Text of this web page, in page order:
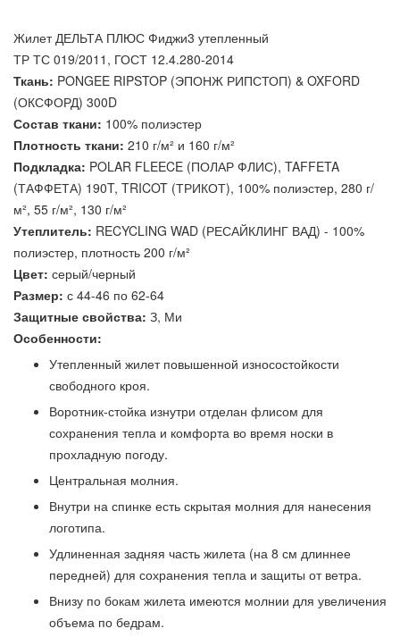
Жилет ДЕЛЬТА ПЛЮС Фиджи3 утепленный
ТР ТС 019/2011, ГОСТ 12.4.280-2014
Ткань: PONGEE RIPSTOP (ЭПОНЖ РИПСТОП) & OXFORD
(ОКСФОРД) 300D
Состав ткани: 100% полиэстер
Плотность ткани: 210 г/м² и 160 г/м²
Подкладка: POLAR FLEECE (ПОЛАР ФЛИС), TAFFETA
(ТАФФЕТА) 190T, TRICOT (ТРИКОТ), 100% полиэстер, 280 г/
м², 55 г/м², 130 г/м²
Утеплитель: RECYCLING WAD (РЕСАЙКЛИНГ ВАД) - 100%
полиэстер, плотность 200 г/м²
Цвет: серый/черный
Размер: с 44-46 по 62-64
Защитные свойства: З, Ми
Особенности:
Утепленный жилет повышенной износостойкости
свободного кроя.
Воротник-стойка изнутри отделан флисом для
сохранения тепла и комфорта во время носки в
прохладную погоду.
Центральная молния.
Внутри на спинке есть скрытая молния для нанесения
логотипа.
Удлиненная задняя часть жилета (на 8 см длиннее
передней) для сохранения тепла и защиты от ветра.
Внизу по бокам жилета имеются молнии для увеличения
объема по бедрам.